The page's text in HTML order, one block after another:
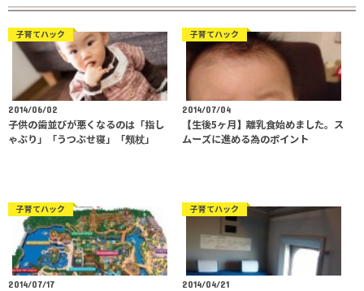
2014/06/02
子供の歯並びが悪くなるのは「指し
ゃぶり」「うつぶせ寝」「頬杖」
子育てハック
2014/07/04
【生後5ヶ月】離乳食始めました。ス
ムーズに進める為のポイント
子育てハック
2014/07/17
子育てハック
2014/04/21
子育てハック